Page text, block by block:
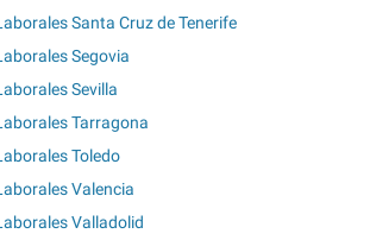
Santa Cruz de Tenerife
Segovia
Sevilla
Tarragona
Toledo
Valencia
Valladolid